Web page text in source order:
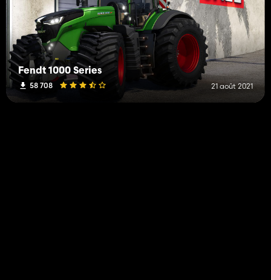
Fendt 1000 Series
58 708 21 août 2021